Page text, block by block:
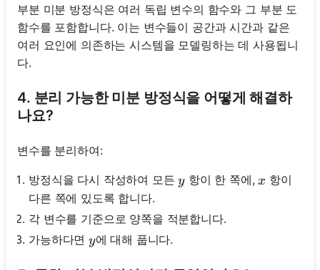
기
서
로
그
인
하
부분 미분 방정식은 여러 독립 변수의 함수와 그 부분 도
함수를 포함합니다. 이는 변수들이 공간과 시간과 같은
여러 요인에 의존하는 시스템을 모델링하는 데 사용됩니
다.
4. 분리 가능한 미분 방정식을 어떻게 해결하
나요?
변수를 분리하여:
방정식을 다시 작성하여 모든y
y항이 한 쪽에,x
x 항이
다른 쪽에 있도록 합니다.
각 변수를 기준으로 양쪽을 적분합니다.
가능하다면y
y에 대해 풉니다.